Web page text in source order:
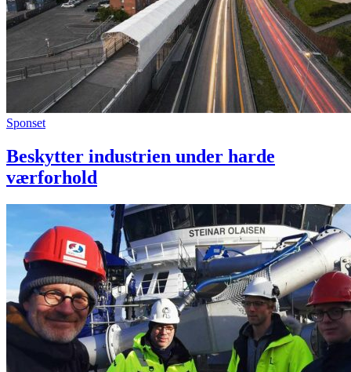
Sponset
Beskytter industrien under harde
værforhold